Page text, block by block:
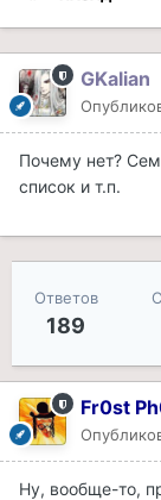
GKalian
Почему нет?
список и т.п.
Ответов
189
Fr0st
Ну, вообще-то,